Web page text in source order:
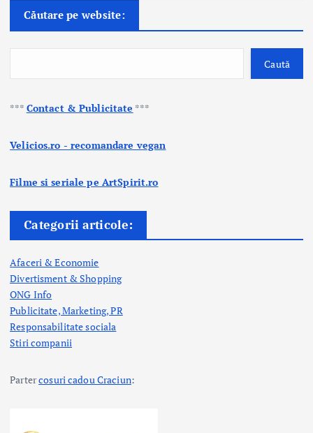
Căutare pe website:
Caută
*** Contact & Publicitate ***
Velicios.ro - recomandare vegan
Filme si seriale pe ArtSpirit.ro
Categorii articole:
Afaceri & Economie
Divertisment & Shopping
ONG Info
Publicitate, Marketing, PR
Responsabilitate sociala
Stiri companii
Partercosuri cadou Craciun: